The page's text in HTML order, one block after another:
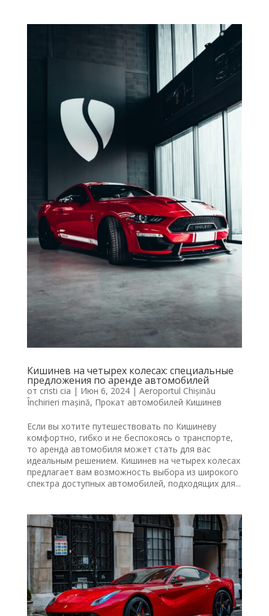
Кишинев на четырех колесах: специальные
предложения по аренде автомобилей
от cristi cia | Июн 6, 2024| Aeroportul Chișinău
Închirieri mașină, Прокат автомобилей Кишинев
Если вы хотите путешествовать по Кишиневу
комфортно, гибко и не беспокоясь о транспорте,
то аренда автомобиля может стать для вас
идеальным решением. Кишинев на четырех колесах
предлагает вам возможность выбора из широкого
спектра доступных автомобилей, подходящих для...